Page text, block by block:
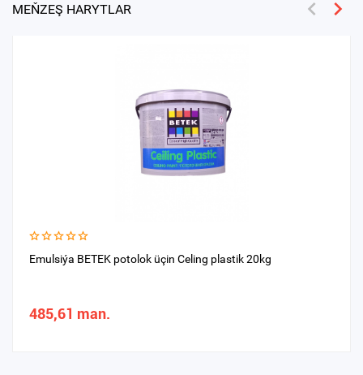
MEŇZEŞ HARYTLAR
Emulsiýa BETEK potolok üçin Celing plastik 20kg
485,61 man.